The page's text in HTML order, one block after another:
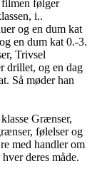
følger
i..
og en dum kat
en dum kat 0.-3.
Trivsel
drillet, og en dag
Så møder han
Grænser,
følelser og
med handler om
deres måde.